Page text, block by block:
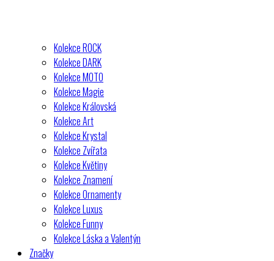
Kolekce ROCK
Kolekce DARK
Kolekce MOTO
Kolekce Magie
Kolekce Královská
Kolekce Art
Kolekce Krystal
Kolekce Zvířata
Kolekce Květiny
Kolekce Znamení
Kolekce Ornamenty
Kolekce Luxus
Kolekce Funny
Kolekce Láska a Valentýn
Značky